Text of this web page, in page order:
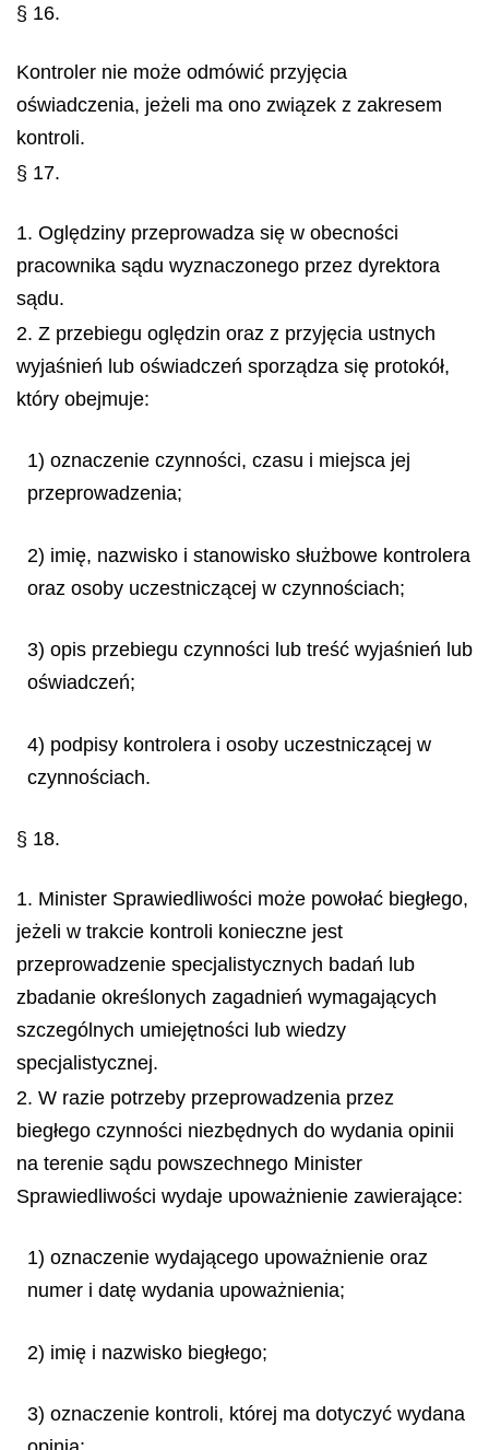
§ 16.
Kontroler nie może odmówić przyjęcia
oświadczenia, jeżeli ma ono związek z zakresem
kontroli.
§ 17.
1. Oględziny przeprowadza się w obecności
pracownika sądu wyznaczonego przez dyrektora
sądu.
2. Z przebiegu oględzin oraz z przyjęcia ustnych
wyjaśnień lub oświadczeń sporządza się protokół,
który obejmuje:
1) oznaczenie czynności, czasu i miejsca jej
przeprowadzenia;
2) imię, nazwisko i stanowisko służbowe kontrolera
oraz osoby uczestniczącej w czynnościach;
3) opis przebiegu czynności lub treść wyjaśnień lub
oświadczeń;
4) podpisy kontrolera i osoby uczestniczącej w
czynnościach.
§ 18.
1. Minister Sprawiedliwości może powołać biegłego,
jeżeli w trakcie kontroli konieczne jest
przeprowadzenie specjalistycznych badań lub
zbadanie określonych zagadnień wymagających
szczególnych umiejętności lub wiedzy
specjalistycznej.
2. W razie potrzeby przeprowadzenia przez
biegłego czynności niezbędnych do wydania opinii
na terenie sądu powszechnego Minister
Sprawiedliwości wydaje upoważnienie zawierające:
1) oznaczenie wydającego upoważnienie oraz
numer i datę wydania upoważnienia;
2) imię i nazwisko biegłego;
3) oznaczenie kontroli, której ma dotyczyć wydana